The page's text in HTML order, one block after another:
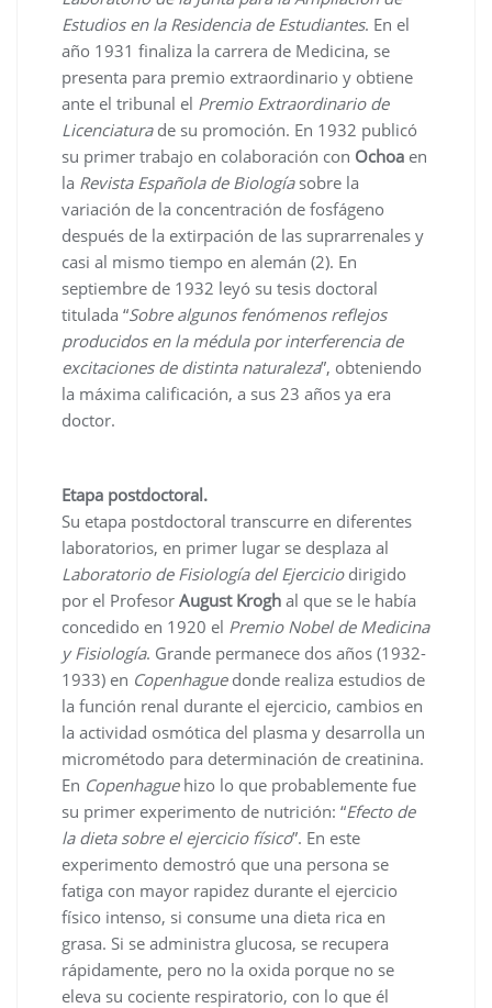
Estudios en la Residencia de Estudiantes. En el
año 1931 finaliza la carrera de Medicina, se
presenta para premio extraordinario y obtiene
ante el tribunal el Premio Extraordinario de
Licenciaturade su promoción. En 1932 publicó
su primer trabajo en colaboración con Ochoa en
la Revista Española de Biologíasobre la
variación de la concentración de fosfágeno
después de la extirpación de las suprarrenales y
casi al mismo tiempo en alemán (2). En
septiembre de 1932 leyó su tesis doctoral
titulada “Sobre algunos fenómenos reflejos
producidos en la médula por interferencia de
excitaciones de distinta naturaleza”, obteniendo
la máxima calificación, a sus 23 años ya era
doctor.
Etapa postdoctoral.
Su etapa postdoctoral transcurre en diferentes
laboratorios, en primer lugar se desplaza al
Laboratorio de Fisiología del Ejerciciodirigido
por el Profesor August Krogh al que se le había
concedido en 1920 el Premio Nobel de Medicina
y Fisiología. Grande permanece dos años (1932-
1933) en Copenhaguedonde realiza estudios de
la función renal durante el ejercicio, cambios en
la actividad osmótica del plasma y desarrolla un
micrométodo para determinación de creatinina.
En Copenhaguehizo lo que probablemente fue
su primer experimento de nutrición: “Efecto de
la dieta sobre el ejercicio físico”. En este
experimento demostró que una persona se
fatiga con mayor rapidez durante el ejercicio
físico intenso, si consume una dieta rica en
grasa. Si se administra glucosa, se recupera
rápidamente, pero no la oxida porque no se
eleva su cociente respiratorio, con lo que él